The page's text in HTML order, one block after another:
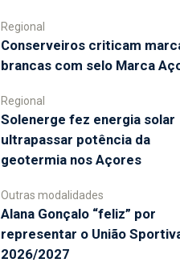
Regional
Conserveiros criticam
brancas com selo Marca
Regional
Solenerge fez energia solar
ultrapassar potência da
geotermia nos Açores
Outras modalidades
Alana Gonçalo “feliz” por
representar o União
2026/2027